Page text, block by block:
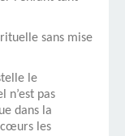
sans mise
le
n’est pas
dans la
les